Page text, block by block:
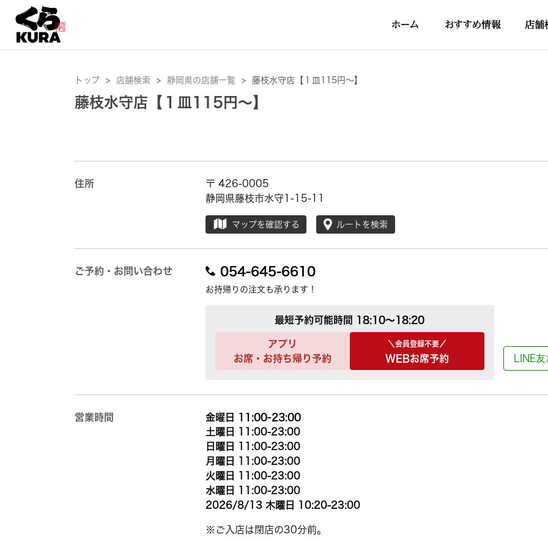
トップ > 店舗検索 > 静岡県の店舗一覧 > 藤枝水守店【１皿115円～】
藤枝水守店【１皿115円～】
住所
〒 426-0005
静岡県藤枝市水守1-15-11
マップを確認する ルートを検索
ご予約・お問い合わせ 054-645-6610
お持帰りの注文も承ります！
最短予約可能時間 18:10～18:20
アプリ
お席・お持ち帰り予約
＼会員登録不要／
WEBお席予約 LINE
営業時間
金曜日 11:00-23:00
土曜日 11:00-23:00
日曜日 11:00-23:00
月曜日 11:00-23:00
火曜日 11:00-23:00
水曜日 11:00-23:00
2026/8/13 木曜日 10:20-23:00
※ご入店は閉店の30分前。